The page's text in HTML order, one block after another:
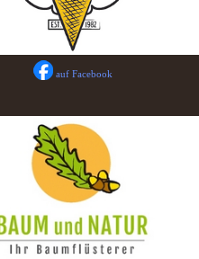
auf Facebook